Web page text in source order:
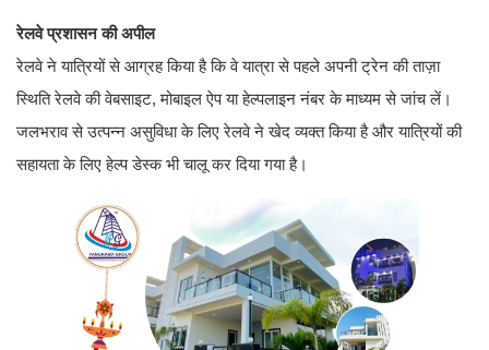
रेलवे प्रशासन की अपील
रेलवे ने यात्रियों से आग्रह किया है कि वे यात्रा से पहले अपनी ट्रेन की ताज़ा
स्थिति रेलवे की वेबसाइट, मोबाइल ऐप या हेल्पलाइन नंबर के माध्यम से जांच लें।
जलभराव से उत्पन्न असुविधा के लिए रेलवे ने खेद व्यक्त किया है और यात्रियों की
सहायता के लिए हेल्प डेस्क भी चालू कर दिया गया है।